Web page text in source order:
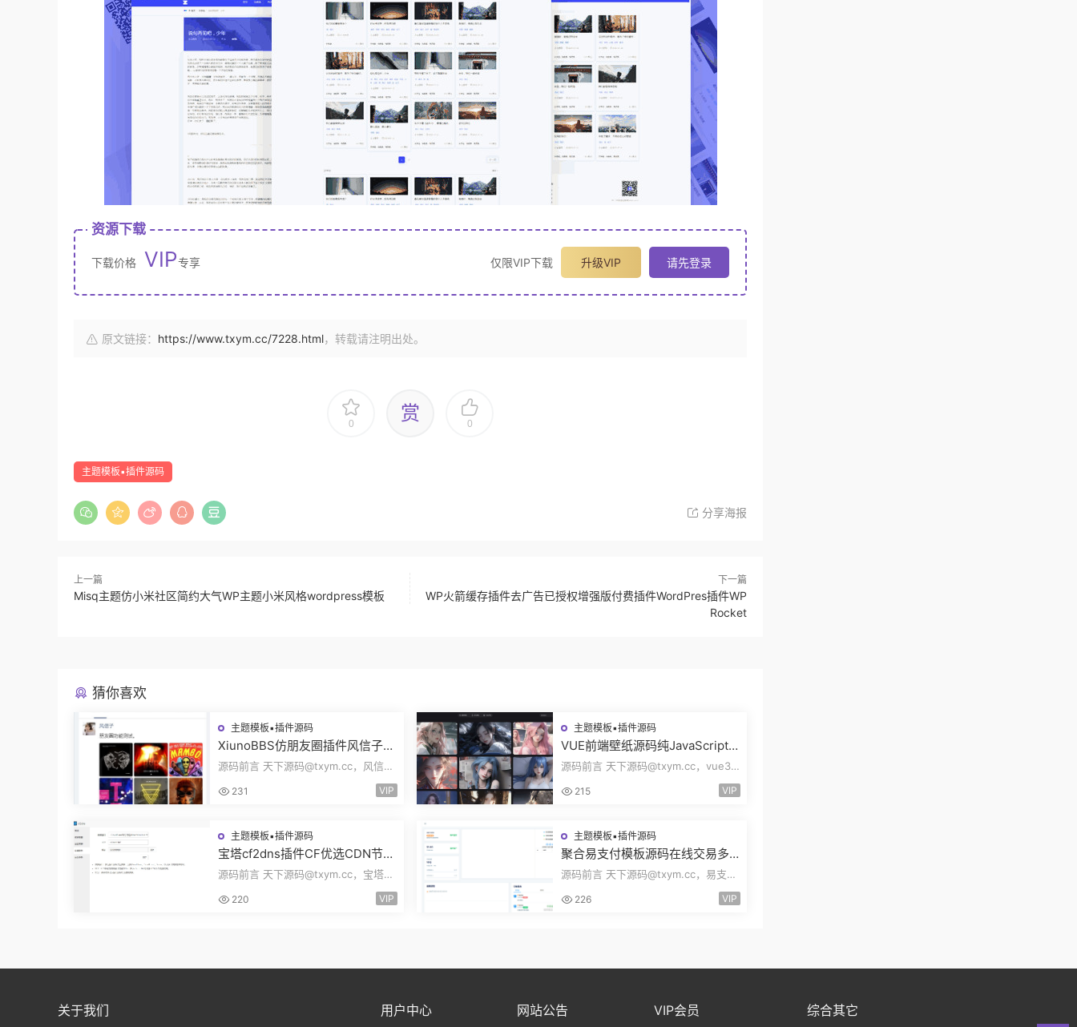
资源下载
下载价格 VIP专享 仅限VIP下载 升级VIP 请先登录
原文链接： https://www.txym.cc/7228.html，转载请注明出处。
0 赏 0
主题模板▪插件源码
分享海报
上一篇
Misq主题仿小米社区简约大气WP主题小米风格wordpress模板
下一篇
WP火箭缓存插件去广告已授权增强版付费插件WordPres插件WP
Rocket
猜你喜欢
主题模板▪插件源码
XiunoBBS仿朋友圈插件风信子社
交插件评论回复点赞互动自适应
源码修罗论坛fxz_friends
源码前言 天下源码@txym.cc，风信子
5.31M，1个压缩...
231 VIP
主题模板▪插件源码
VUE前端壁纸源码纯JavaScript
开发360壁纸接口wallpaper模板
无后台源码奇风壁纸
源码前言 天下源码@txym.cc，vue3
开发的壁纸网站模板，纯JavaScript开
发完整代码...
215 VIP
主题模板▪插件源码
宝塔cf2dns插件CF优选CDN节点
插件自动更新DNS解析记录Clou
dFlare优选IP插件源码
源码前言 天下源码@txym.cc，宝塔
CF优选CDN节点插件，CloudFlare优
选IP插件v1.12...
220 VIP
主题模板▪插件源码
聚合易支付模板源码在线交易多
方分账风控管理资金管理结算管
理FTPRO模板零云支付
源码前言 天下源码@txym.cc，易支付
开源模板，前台+用户中心+后台三合
一，大小17....
226 VIP
关于我们 用户中心 网站公告 VIP会员 综合其它